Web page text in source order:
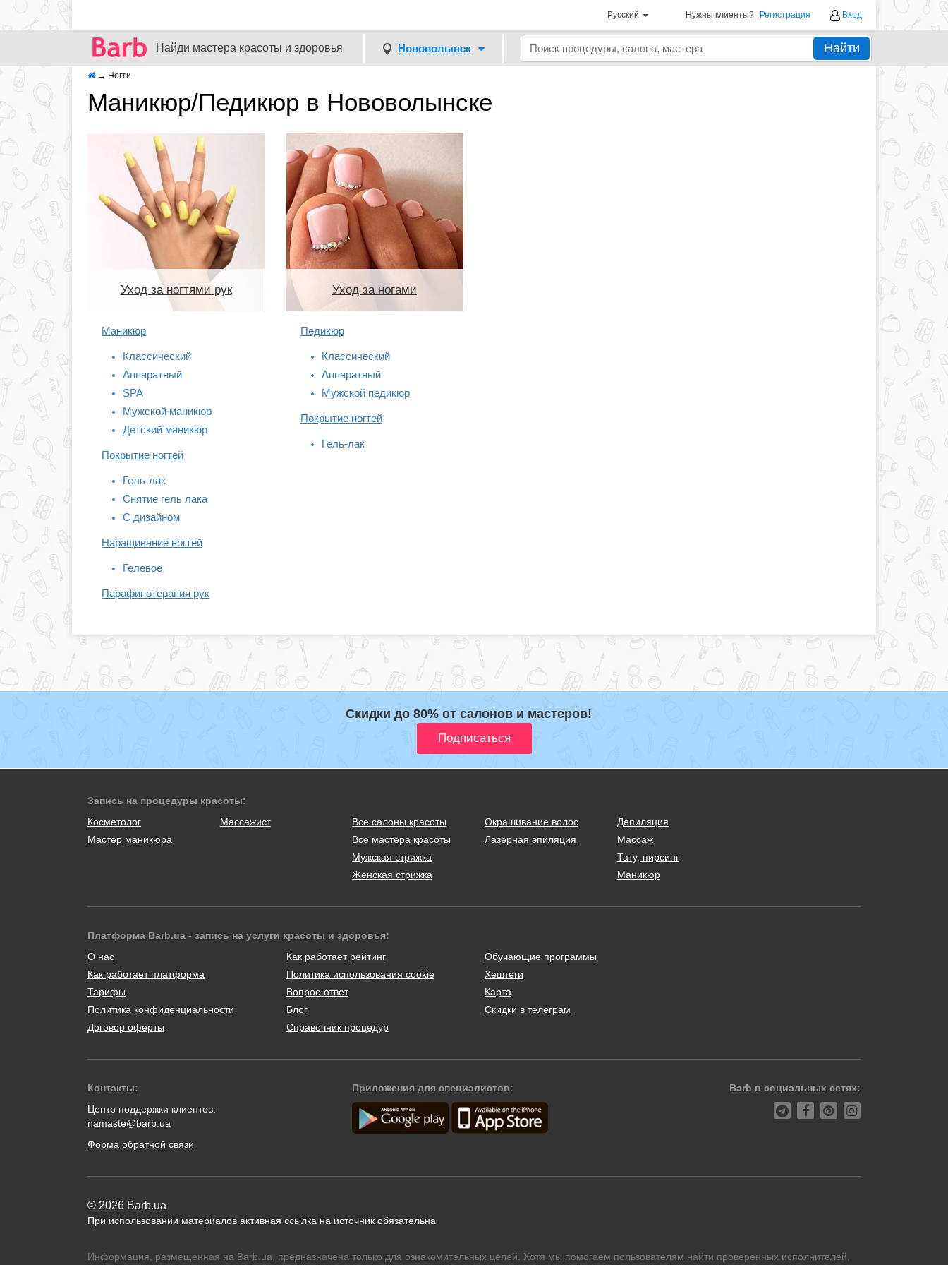
Русский Нужны клиенты? Регистрация Вход
Найди мастера красоты и здоровья Нововолынск Найти
→ Ногти
Маникюр/Педикюр в Нововолынске
Уход за ногтями рук
Маникюр
Классический
Аппаратный
SPA
Мужской маникюр
Детский маникюр
Покрытие ногтей
Гель-лак
Снятие гель лака
С дизайном
Наращивание ногтей
Гелевое
Парафинотерапия рук
Уход за ногами
Педикюр
Классический
Аппаратный
Мужской педикюр
Покрытие ногтей
Гель-лак
Скидки до 80% от салонов и мастеров!
Запись на процедуры красоты:
Косметолог
Массажист
Мастер маникюра
Все салоны красоты
Все мастера красоты
Мужская стрижка
Женская стрижка
Окрашивание волос
Лазерная эпиляция
Депиляция
Массаж
Тату, пирсинг
Маникюр
Платформа Barb.ua - запись на услуги красоты и здоровья:
О нас
Как работает платформа
Тарифы
Политика конфиденциальности
Договор оферты
Как работает рейтинг
Политика использования cookie
Вопрос-ответ
Блог
Справочник процедур
Обучающие программы
Хештеги
Карта
Скидки в телеграм
Контакты:
Центр поддержки клиентов:
namaste@barb.ua
Форма обратной связи
Приложения для специалистов: Barb в социальных сетях:
© 2026 Barb.ua
При использовании материалов активная ссылка на источник обязательна
Информация, размещенная на Barb.ua, предназначена только для ознакомительных целей. Хотя мы помогаем пользователям найти проверенных исполнителей,